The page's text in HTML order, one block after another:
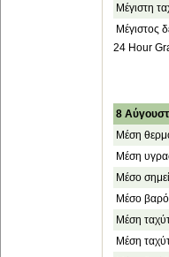
Μέγιστη
Μέγιστος
24 Hour
8
Μέση
Μέση
Μέσο
Μέσο
Μέση
Μέση